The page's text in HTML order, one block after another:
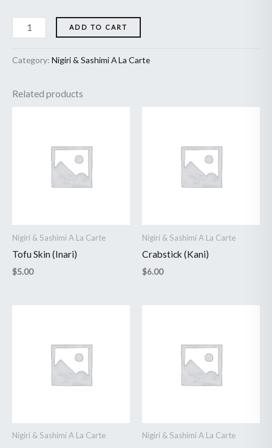
ADD TO CART
Category: Nigiri & Sashimi A La Carte
Related products
Nigiri & Sashimi A La Carte
Tofu Skin (Inari)
$5.00
Nigiri & Sashimi A La Carte
Crabstick (Kani)
$6.00
Nigiri & Sashimi A La Carte Nigiri & Sashimi A La Carte